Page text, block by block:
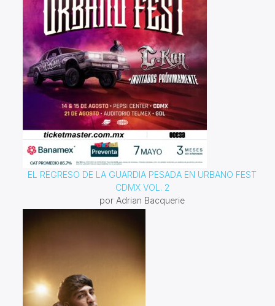
EL REGRESO DE LA GUARDIA PESADA EN URBANO FEST
CDMX VOL. 2
por Adrian Bacquerie